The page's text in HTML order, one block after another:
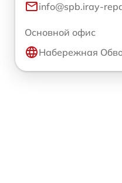
info@spb.iray-
Основной офис
Набережная